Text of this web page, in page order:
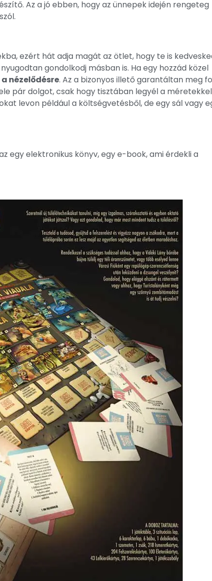
Az a jó ebben, hogy az ünnepek idején rengeteg
ezért hát adja magát az ötlet, hogy te is
gondolkodj másban is. Ha egy hozzád közel
nézelődésre. Az a bizonyos illető garantáltan meg
pár dolgot, csak hogy tisztában legyél a
levon például a költségvetésből, de egy sál vagy
egy elektronikus könyv, egy e-book, ami érdekli a